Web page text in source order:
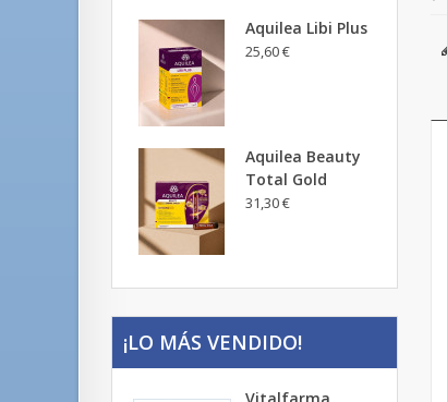
Aquilea Libi Plus
25,60 €
Aquilea Beauty
Total Gold
31,30 €
¡LO MÁS VENDIDO!